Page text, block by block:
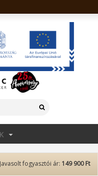
Javasolt fogyasztói ár: 149 900 Ft